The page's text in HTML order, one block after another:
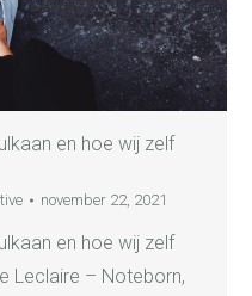
en hoe wij zelf
november 22, 2021
en hoe wij zelf
Leclaire – Noteborn,